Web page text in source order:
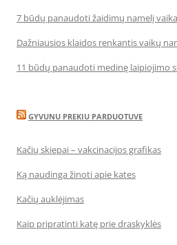
7 būdų panaudoti žaidimų namelį
Dažniausios klaidos renkantis vaikų
11 būdų panaudoti medinę laipiojimo
GYVUNU PREKIU PARDUOTUVE
Kačių skiepai – vakcinacijos grafikas
Ką naudinga žinoti apie kates
Kačių auklėjimas
Kaip pripratinti katę prie draskyklės